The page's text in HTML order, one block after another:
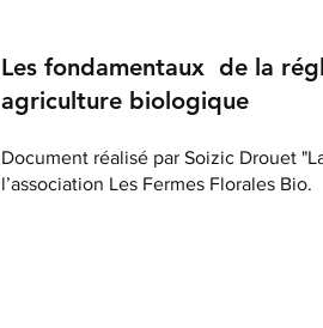
Les fondamentaux de la
agriculture biologique
Document réalisé par Soizic Drouet
l’association Les Fermes Florales Bio.